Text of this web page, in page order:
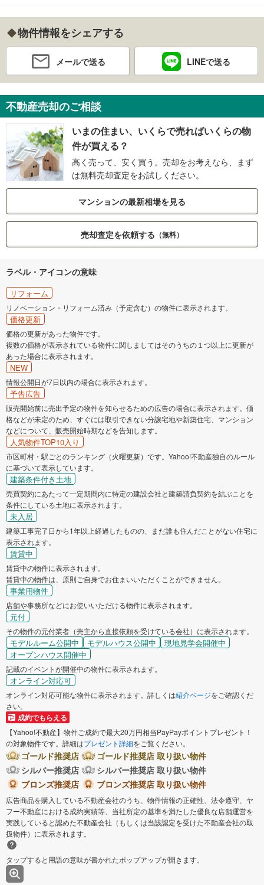
物件情報をシェアする
メールで送る LINEで送る
不動産売却のご相談
いまの住まい、いくらで売ればいくらの物
件が買える？
高く売って、安く買う。売却をお考えなら、まず
は無料売却査定をお試しください。
マンションの最新相場を見る
売却査定を依頼する （無料）
ラベル・アイコンの意味
リフォーム
リノベーション・リフォーム済み（予定含む）の物件に表示されます。
価格更新
価格の更新があった物件です。
複数の価格が表示されている物件に関しましてはそのうちの１つ以上に更新が
あった場合に表示されます。
NEW
情報公開日が7日以内の場合に表示されます。
予告広告
販売開始前に売出予定の物件を知らせるための広告の場合に表示されます。価
格などが未定のため、すぐには取引できない分譲宅地や新築住宅、マンション
などについて、販売開始時期などを告知します。
人気物件TOP10入り
市区町村・駅ごとのランキング（火曜更新）です。Yahoo!不動産独自のルール
に基づいて表示しています。
建築条件付き土地
売買契約にあたって一定期間内に特定の建設会社と建築請負契約を結ぶことを
条件にしている土地に表示されます。
未入居
建築工事完了日から1年以上経過したものの、まだ誰も住んだことがない住宅に
表示されます。
賃貸中
賃貸中の物件に表示されます。
賃貸中の物件は、原則ご自身でお住まいいただくことができません。
事業用物件
店舗や事務所などにお使いいただける物件に表示されます。
元付
その物件の元付業者（売主から直接依頼を受けている会社）に表示されます。
モデルルーム公開中 モデルハウス公開中
現地見学会開催中
オープンハウス開催中
記載のイベントが開催中の物件に表示されます。
オンライン対応可
オンライン対応可能な物件に表示されます。詳しくは紹介ページをご確認くだ
さい。
成約でもらえる
【Yahoo!不動産】物件ご成約で最大20万円相当PayPayポイントプレゼント！
の対象物件です。詳細はプレゼント詳細をご覧ください。
ゴールド推奨店
ゴールド推奨店 取り扱い物件
シルバー推奨店
シルバー推奨店 取り扱い物件
ブロンズ推奨店
ブロンズ推奨店 取り扱い物件
広告商品を購入している不動産会社のうち、物件情報の正確性、法令遵守、ヤ
フー不動産における成約実績等、当社所定の基準を満たした優良な店舗運営を
実践していると認めた不動産会社（もしくは当該認定を受けた不動産会社の取
扱物件）に表示されます。
タップすると用語の意味が書かれたポップアップが開きます。